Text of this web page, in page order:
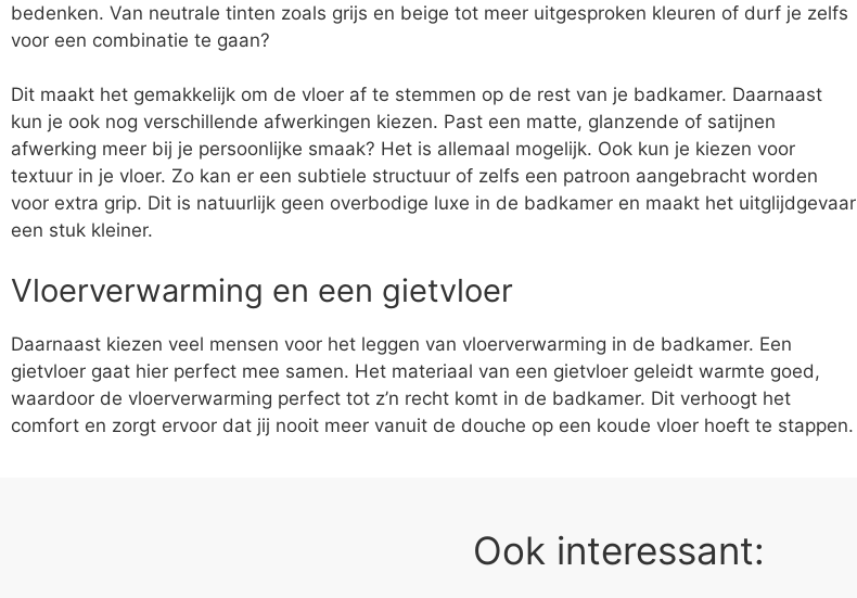
bedenken. Van neutrale tinten zoals grijs en beige tot meer uitgesproken kleuren of durf je zelfs
voor een combinatie te gaan?
Dit maakt het gemakkelijk om de vloer af te stemmen op de rest van je badkamer. Daarnaast
kun je ook nog verschillende afwerkingen kiezen. Past een matte, glanzende of satijnen
afwerking meer bij je persoonlijke smaak? Het is allemaal mogelijk. Ook kun je kiezen voor
textuur in je vloer. Zo kan er een subtiele structuur of zelfs een patroon aangebracht worden
voor extra grip. Dit is natuurlijk geen overbodige luxe in de badkamer en maakt het uitglijdgevaar
een stuk kleiner.
Vloerverwarming en een gietvloer
Daarnaast kiezen veel mensen voor het leggen van vloerverwarming in de badkamer. Een
gietvloer gaat hier perfect mee samen. Het materiaal van een gietvloer geleidt warmte goed,
waardoor de vloerverwarming perfect tot z’n recht komt in de badkamer. Dit verhoogt het
comfort en zorgt ervoor dat jij nooit meer vanuit de douche op een koude vloer hoeft te stappen.
Ook interessant: